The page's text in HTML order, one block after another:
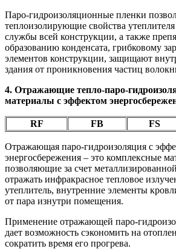
Паро-гидроизоляционные пленки
теплоизолирующие свойства
службы всей конструкции, а также
образованию конденсата, грибковому
элементов конструкции, защищают
здания от проникновения частиц
4. Отражающие тепло-паро-
материалы с эффектом
RF FB FS
Отражающая паро-гидроизоляция с
энергосбережения – это комплексные
позволяющие за счет
отражать инфракрасное тепловое
утеплитель, внутренние элементы
от пара изнутри помещения.
Применение отражающей паро-
дает возможность сэкономить на
сократить время его прогрева.